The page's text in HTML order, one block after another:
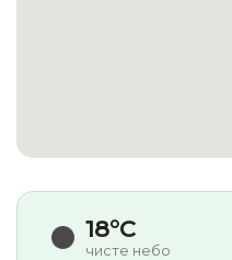
18°C
чисте небо